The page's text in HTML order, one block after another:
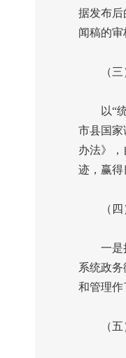
据发布后
闻稿的审
（三）
以“统
市县国家
办法》
迹，赢得
（四）
一是扩
系统政
和管理作
（五）